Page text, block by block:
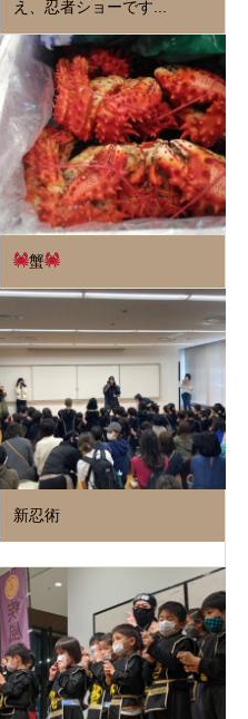
え、忍者ショーです...
蟹
新忍術